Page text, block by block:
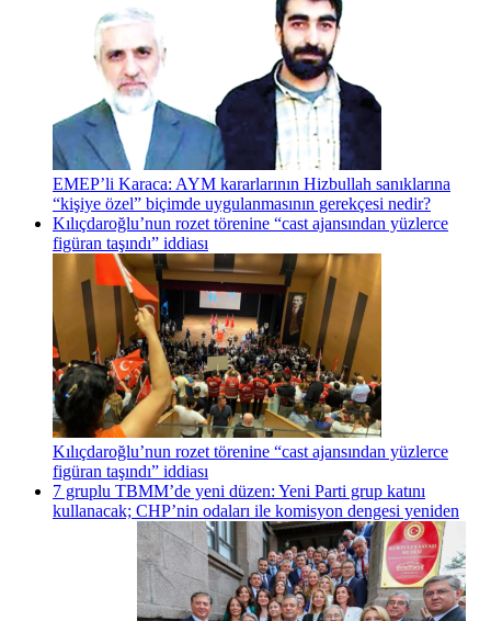
EMEP’li Karaca: AYM kararlarının Hizbullah sanıklarına
“kişiye özel” biçimde uygulanmasının gerekçesi nedir?
Kılıçdaroğlu’nun rozet törenine “cast ajansından yüzlerce
figüran taşındı” iddiası
Kılıçdaroğlu’nun rozet törenine “cast ajansından yüzlerce
figüran taşındı” iddiası
7 gruplu TBMM’de yeni düzen: Yeni Parti grup katını
kullanacak; CHP’nin odaları ile komisyon dengesi yeniden